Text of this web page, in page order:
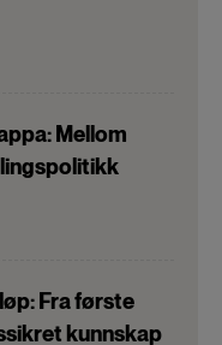
Mellom
Fra første
kunnskap